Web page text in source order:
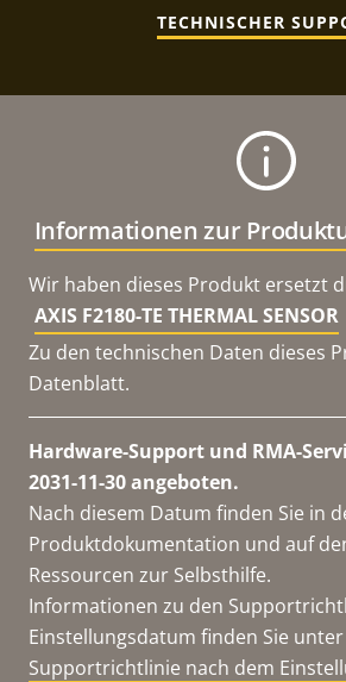
TECHNISCHER
Informationen zur
Wir haben dieses Produkt ersetzt
AXIS F2180-TE THERMAL SENSOR
Zu den technischen Daten dieses
Datenblatt.
Hardware-Support und RMA-
2031-11-30 angeboten.
Nach diesem Datum finden Sie in
Produktdokumentation und auf
Ressourcen zur Selbsthilfe.
Informationen zu den
Einstellungsdatum finden Sie unter
Supportrichtlinie nach dem